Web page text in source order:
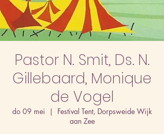
Pastor N. Smit, Ds. N.
Gillebaard, Monique
de Vogel
do 09 mei
  |
Festival Tent, Dorpsweide Wijk
aan Zee